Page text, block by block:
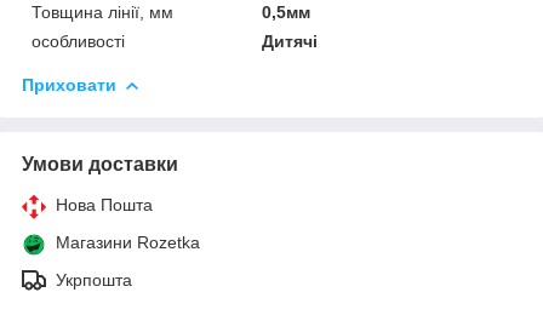
Товщина лінії, мм
0,5мм
особливості
Дитячі
Приховати
Умови доставки
Нова Пошта
Магазини Rozetka
Укрпошта